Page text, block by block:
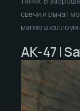
свечи и рычат
магию в
AK-47 |